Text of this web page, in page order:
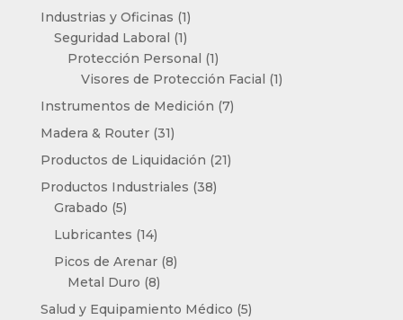
Industrias y Oficinas 11
producto
Seguridad Laboral 11
producto
Protección Personal 11
producto
Visores de Protección Facial 11
Instrumentos de Medición 77
Madera & Router 3131
productos
Productos de Liquidación 2121
Productos Industriales 3838
Grabado 55
productos
Lubricantes 1414
productos
Picos de Arenar 88
Metal Duro 88
productos
Salud y Equipamiento Médico 55